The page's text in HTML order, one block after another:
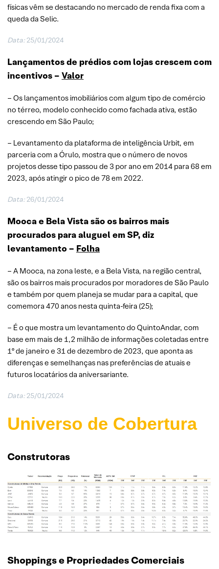
físicas vêm se destacando no mercado de renda fixa com a
queda da Selic.
Data: 25/01/2024
Lançamentos de prédios com lojas crescem com
incentivos – Valor
– Os lançamentos imobiliários com algum tipo de comércio
no térreo, modelo conhecido como fachada ativa, estão
crescendo em São Paulo;
– Levantamento da plataforma de inteligência Urbit, em
parceria com a Órulo, mostra que o número de novos
projetos desse tipo passou de 3 por ano em 2014 para 68 em
2023, após atingir o pico de 78 em 2022.
Data: 26/01/2024
Mooca e Bela Vista são os bairros mais
procurados para aluguel em SP, diz
levantamento – Folha
– A Mooca, na zona leste, e a Bela Vista, na região central,
são os bairros mais procurados por moradores de São Paulo
e também por quem planeja se mudar para a capital, que
comemora 470 anos nesta quinta-feira (25);
– É o que mostra um levantamento do QuintoAndar, com
base em mais de 1,2 milhão de informações coletadas entre
1º de janeiro e 31 de dezembro de 2023, que aponta as
diferenças e semelhanças nas preferências de atuais e
futuros locatários da aniversariante.
Data: 25/01/2024
Universo de Cobertura
Construtoras
Shoppings e Propriedades Comerciais